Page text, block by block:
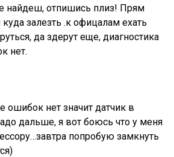
найдеш, отпишись плиз! Прям
куда залезть .к офицалам ехать
да здерут еще, диагностика
нет.
ошибок нет значит датчик в
дальше, я вот боюсь что у меня
попробую замкнуть